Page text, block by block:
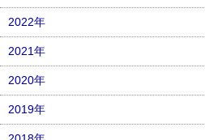
2022年
2021年
2020年
2019年